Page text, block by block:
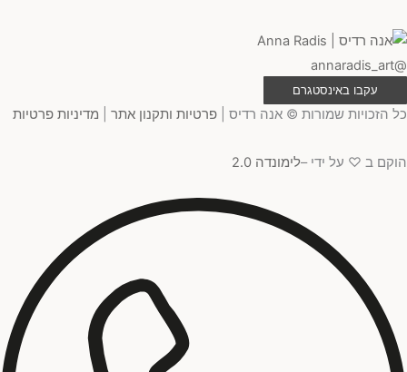
@annaradis_art
עקבו באינסטגרם
כל הזכויות שמורות © אנה רדיס | פרטיות ותקנון אתר מדיניות פרטיות
הוקם ב ♡ על ידי –לימונדה 2.0